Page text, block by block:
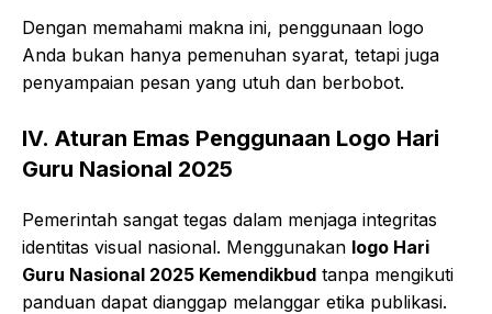
Dengan memahami makna ini, penggunaan logo
Anda bukan hanya pemenuhan syarat, tetapi juga
penyampaian pesan yang utuh dan berbobot.
IV. Aturan Emas Penggunaan Logo Hari
Guru Nasional 2025
Pemerintah sangat tegas dalam menjaga integritas
identitas visual nasional. Menggunakan logo Hari
Guru Nasional 2025 Kemendikbud tanpa mengikuti
panduan dapat dianggap melanggar etika publikasi.